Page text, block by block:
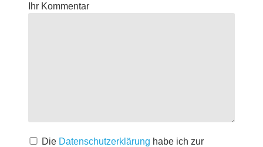
Ihr Kommentar
Die Datenschutzerklärung habe ich zur